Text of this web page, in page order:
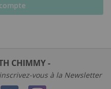
CHIMMY -
vous à la Newsletter